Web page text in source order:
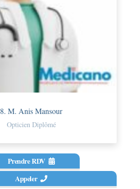
8. M. Anis Mansour
Opticien Diplômé
Prendre RDV
Appeler